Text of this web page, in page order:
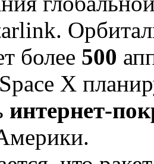
более 500
X
интернет-